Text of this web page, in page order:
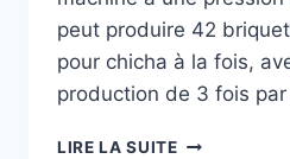
peut produire 42
pour chicha à la fois,
production de 3 fois
LIRE LA SUITEMACHINE